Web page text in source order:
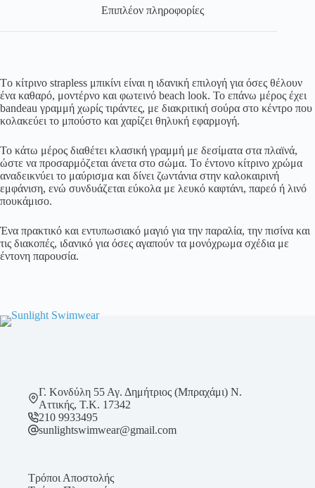
Επιπλέον πληροφορίες
Tο κίτρινο strapless μπικίνι είναι η ιδανική επιλογή για όσες θέλουν
ένα καθαρό, μοντέρνο και φωτεινό beach look. Το επάνω μέρος έχει
bandeau γραμμή χωρίς τιράντες, με διακριτική σούρα στο κέντρο που
κολακεύει το μπούστο και χαρίζει θηλυκή εφαρμογή.
Το κάτω μέρος διαθέτει κλασική γραμμή με δεσίματα στα πλαϊνά,
ώστε να προσαρμόζεται άνετα στο σώμα. Το έντονο κίτρινο χρώμα
αναδεικνύει το μαύρισμα και δίνει ζωντάνια στην καλοκαιρινή
εμφάνιση, ενώ συνδυάζεται εύκολα με λευκό καφτάνι, παρεό ή λινό
πουκάμισο.
Ένα πρακτικό και εντυπωσιακό μαγιό για την παραλία, την πισίνα και
τις διακοπές, ιδανικό για όσες αγαπούν τα μονόχρωμα σχέδια με
έντονη παρουσία.
Γ. Κονδύλη 55 Αγ. Δημήτριος (Μπραχάμι) Ν.
Αττικής, Τ.Κ. 17342
210 9933495
sunlightswimwear@gmail.com
Τρόποι Αποστολής